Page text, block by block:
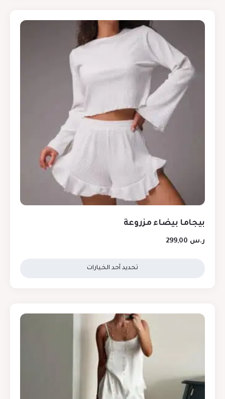
بيجاما بيضاء مزروعة
ر.س
تحديد أحد الخيارات